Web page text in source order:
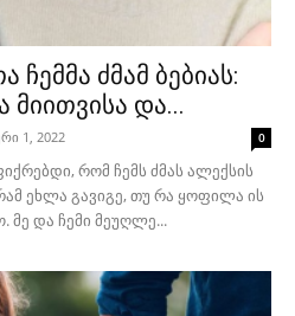
ძმამ ბებიას:
მიითვისა და...
1, 2022 0
რომ ჩემს ძმას ალექსის
ეხლა გავიგე, თუ რა ყოფილა ის
მე და ჩემი მეუღლე...